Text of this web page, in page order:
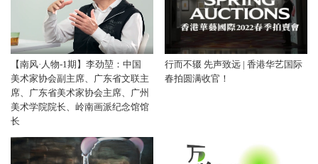
【南风·人物-1期】李劲堃：中国
美术家协会副主席、广东省文联主
席、广东省美术家协会主席、广州
美术学院院长、岭南画派纪念馆馆
长
行而不辍 先声致远 | 香港华艺国际
春拍圆满收官！